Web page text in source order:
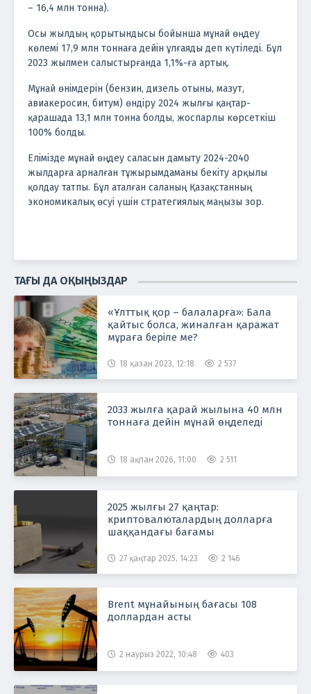
– 16,4 млн тонна).
Осы жылдың қорытындысы бойынша мұнай өңдеу
көлемі 17,9 млн тоннаға дейін ұлғаяды деп күтіледі. Бұл
2023 жылмен салыстырғанда 1,1%-ға артық.
Мұнай өнімдерін (бензин, дизель отыны, мазут,
авиакеросин, битум) өндіру 2024 жылғы қаңтар-
қарашада 13,1 млн тонна болды, жоспарлы көрсеткіш
100% болды.
Елімізде мұнай өңдеу саласын дамыту 2024-2040
жылдарға арналған тұжырымдаманы бекіту арқылы
қолдау татпы. Бұл аталған саланың Қазақстанның
экономикалық өсуі үшін стратегиялық маңызы зор.
ТАҒЫ ДА ОҚЫҢЫЗДАР
«Ұлттық қор – балаларға»: Бала
қайтыс болса, жиналған қаражат
мұраға беріле ме?
18 қазан 2023, 12:18 2 537
2033 жылға қарай жылына 40 млн
тоннаға дейін мұнай өңделеді
18 ақпан 2026, 11:00 2 511
2025 жылғы 27 қаңтар:
криптовалюталардың долларға
шаққандағы бағамы
27 қаңтар 2025, 14:23 2 146
Brent мұнайының бағасы 108
доллардан асты
2 наурыз 2022, 10:48 403